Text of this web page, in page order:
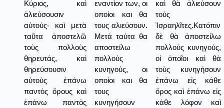
Κύριος, καὶ
ἁλιεύσουσιν
αὐτούς· καὶ μετὰ
ταῦτα ἀποστελῶ
τοὺς πολλοὺς
θηρευτάς, καὶ
θηρεύσουσιν
αὐτοὺς ἐπάνω
παντὸς ὄρους καὶ
ἐπάνω παντὸς
εναντίον των, οι
οποίοι και θα
τους αλιεύσουν.
Μετά ταύτα θα
αποστείλω
πολλούς
κυνηγούς, οι
οποίοι και θα
τους
κυνηγήσουν
καὶ θὰ ἀλιεύσουν
τοὺς
Ἰσραηλῖτες.Κατόπιν
δὲ θὰ ἀποστείλω
πολλοὺς κυνηγούς,
οἱ ὁποῖοι καὶ θὰ
τοὺς κυνηγήσουν
ἐπάνω εἰς κάθε
ὄρος καὶ ἐπάνω εἰς
κάθε λόφον καὶ